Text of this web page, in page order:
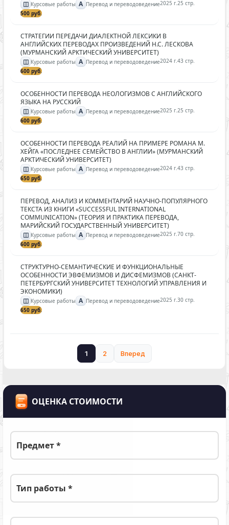
◫ Курсовые работы A Перевод и переводоведение2025 г.25 стр.
500 руб.
СТРАТЕГИИ ПЕРЕДАЧИ ДИАЛЕКТНОЙ ЛЕКСИКИ В
АНГЛИЙСКИХ ПЕРЕВОДАХ ПРОИЗВЕДЕНИЙ Н.С. ЛЕСКОВА
(МУРМАНСКИЙ АРКТИЧЕСКИЙ УНИВЕРСИТЕТ)
◫ Курсовые работы A Перевод и переводоведение2024 г.43 стр.
600 руб.
ОСОБЕННОСТИ ПЕРЕВОДА НЕОЛОГИЗМОВ С АНГЛИЙСКОГО
ЯЗЫКА НА РУССКИЙ
◫ Курсовые работы A Перевод и переводоведение2025 г.25 стр.
600 руб.
ОСОБЕННОСТИ ПЕРЕВОДА РЕАЛИЙ НА ПРИМЕРЕ РОМАНА М.
ХЕЙГА «ПОСЛЕДНЕЕ СЕМЕЙСТВО В АНГЛИИ» (МУРМАНСКИЙ
АРКТИЧЕСКИЙ УНИВЕРСИТЕТ)
◫ Курсовые работы A Перевод и переводоведение2024 г.43 стр.
650 руб.
ПЕРЕВОД, АНАЛИЗ И КОММЕНТАРИЙ НАУЧНО-ПОПУЛЯРНОГО
ТЕКСТА ИЗ КНИГИ «SUCCESSFUL INTERNATIONAL
COMMUNICATION» (ТЕОРИЯ И ПРАКТИКА ПЕРЕВОДА,
МАРИЙСКИЙ ГОСУДАРСТВЕННЫЙ УНИВЕРСИТЕТ)
◫ Курсовые работы A Перевод и переводоведение2025 г.70 стр.
600 руб.
СТРУКТУРНО-СЕМАНТИЧЕСКИЕ И ФУНКЦИОНАЛЬНЫЕ
ОСОБЕННОСТИ ЭВФЕМИЗМОВ И ДИСФЕМИЗМОВ (САНКТ-
ПЕТЕРБУРГСКИЙ УНИВЕРСИТЕТ ТЕХНОЛОГИЙ УПРАВЛЕНИЯ И
ЭКОНОМИКИ)
◫ Курсовые работы A Перевод и переводоведение2025 г.30 стр.
650 руб.
1 2 Вперед
ОЦЕНКА СТОИМОСТИ
Предмет *
Тип работы *